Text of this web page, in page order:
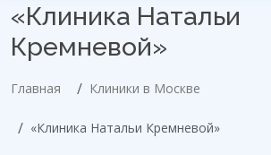
«Клиника Натальи
Кремневой»
Главная Клиники в Москве
«Клиника Натальи Кремневой»